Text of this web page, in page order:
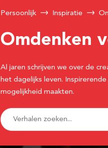
Persoonlijk Inspiratie
Omdenken
Al jaren schrijven we over de
het dagelijks leven.
mogelijkheid maakten.